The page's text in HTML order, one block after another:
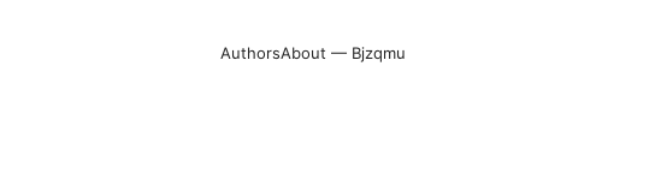
AuthorsAbout — Bjzqmu